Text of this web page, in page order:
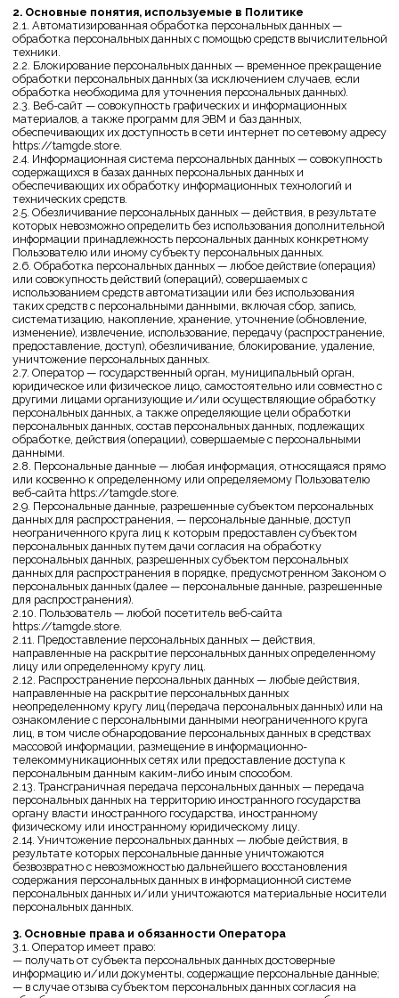
технических средств.
2.5. Обезличивание персональных данных — действия, в результате
которых невозможно определить без использования дополнительной
информации принадлежность персональных данных конкретному
Пользователю или иному субъекту персональных данных.
2.6. Обработка персональных данных — любое действие (операция)
или совокупность действий (операций), совершаемых с
использованием средств автоматизации или без использования
таких средств с персональными данными, включая сбор, запись,
систематизацию, накопление, хранение, уточнение (обновление,
изменение), извлечение, использование, передачу (распространение,
предоставление, доступ), обезличивание, блокирование, удаление,
уничтожение персональных данных.
2.7. Оператор — государственный орган, муниципальный орган,
юридическое или физическое лицо, самостоятельно или совместно с
другими лицами организующие и/или осуществляющие обработку
персональных данных, а также определяющие цели обработки
персональных данных, состав персональных данных, подлежащих
обработке, действия (операции), совершаемые с персональными
данными.
2.8. Персональные данные — любая информация, относящаяся прямо
или косвенно к определенному или определяемому Пользователю
веб-сайта https://tamgde.store.
2.9. Персональные данные, разрешенные субъектом персональных
данных для распространения, — персональные данные, доступ
неограниченного круга лиц к которым предоставлен субъектом
персональных данных путем дачи согласия на обработку
персональных данных, разрешенных субъектом персональных
данных для распространения в порядке, предусмотренном Законом о
персональных данных (далее — персональные данные, разрешенные
для распространения).
2.10. Пользователь — любой посетитель веб-сайта
https://tamgde.store.
2.11. Предоставление персональных данных — действия,
направленные на раскрытие персональных данных определенному
лицу или определенному кругу лиц.
2.12. Распространение персональных данных — любые действия,
направленные на раскрытие персональных данных
неопределенному кругу лиц (передача персональных данных) или на
ознакомление с персональными данными неограниченного круга
лиц, в том числе обнародование персональных данных в средствах
массовой информации, размещение в информационно-
телекоммуникационных сетях или предоставление доступа к
персональным данным каким-либо иным способом.
2.13. Трансграничная передача персональных данных — передача
персональных данных на территорию иностранного государства
органу власти иностранного государства, иностранному
физическому или иностранному юридическому лицу.
2.14. Уничтожение персональных данных — любые действия, в
результате которых персональные данные уничтожаются
безвозвратно с невозможностью дальнейшего восстановления
содержания персональных данных в информационной системе
персональных данных и/или уничтожаются материальные носители
персональных данных.
3. Основные права и обязанности Оператора
3.1. Оператор имеет право:
— получать от субъекта персональных данных достоверные
информацию и/или документы, содержащие персональные данные;
— в случае отзыва субъектом персональных данных согласия на
обработку персональных данных, а также, направления обращения с
требованием о прекращении обработки персональных данных,
Оператор вправе продолжить обработку персональных данных без
согласия субъекта персональных данных при наличии оснований,
указанных в Законе о персональных данных;
— самостоятельно определять состав и перечень мер, необходимых и
достаточных для обеспечения выполнения обязанностей,
предусмотренных Законом о персональных данных и принятыми в
соответствии с ним нормативными правовыми актами, если иное не
предусмотрено Законом о персональных данных или другими
федеральными законами.
3.2. Оператор обязан:
— предоставлять субъекту персональных данных по его просьбе
информацию, касающуюся обработки его персональных данных;
— организовывать обработку персональных данных в порядке,
установленном действующим законодательством РФ;
— отвечать на обращения и запросы субъектов персональных данных
и их законных представителей в соответствии с требованиями
Закона о персональных данных;
— сообщать в уполномоченный орган по защите прав субъектов
персональных данных по запросу этого органа необходимую
информацию в течение 10 дней с даты получения такого запроса;
— публиковать или иным образом обеспечивать неограниченный
доступ к настоящей Политике в отношении обработки
персональных данных;
— принимать правовые, организационные и технические меры для
защиты персональных данных от неправомерного или случайного
доступа к ним, уничтожения, изменения, блокирования,
копирования, предоставления, распространения персональных
данных, а также от иных неправомерных действий в отношении
персональных данных;
— прекратить передачу (распространение, предоставление, доступ)
персональных данных, прекратить обработку и уничтожить
персональные данные в порядке и случаях, предусмотренных
Законом о персональных данных;
— исполнять иные обязанности, предусмотренные Законом о
— в случае установления факта неправомерной случайной передачи
(предоставления, распространения, доступа) персональных данных,
повлекших нарушение прав Пользователей, в течение 24 часов с
момента выявления такого инцидента уведомить уполномоченный
орган о произошедшем инциденте, а также принять в
установленные законом сроки иные меры в связи с выявленным
инцидентом.